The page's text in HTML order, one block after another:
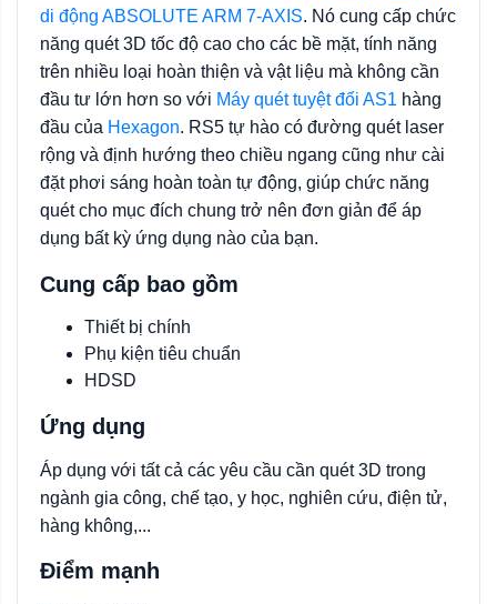
di động ABSOLUTE ARM 7-AXIS. Nó cung cấp chức
năng quét 3D tốc độ cao cho các bề mặt, tính năng
trên nhiều loại hoàn thiện và vật liệu mà không cần
đầu tư lớn hơn so với Máy quét tuyệt đối AS1 hàng
đầu của Hexagon. RS5 tự hào có đường quét laser
rộng và định hướng theo chiều ngang cũng như cài
đặt phơi sáng hoàn toàn tự động, giúp chức năng
quét cho mục đích chung trở nên đơn giản để áp
dụng bất kỳ ứng dụng nào của bạn.
Cung cấp bao gồm
Thiết bị chính
Phụ kiện tiêu chuẩn
HDSD
Ứng dụng
Áp dụng với tất cả các yêu cầu cần quét 3D trong
ngành gia công, chế tạo, y học, nghiên cứu, điện tử,
hàng không,...
Điểm mạnh